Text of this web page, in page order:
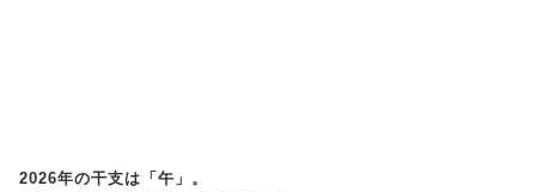
2026年の干支は「午」。